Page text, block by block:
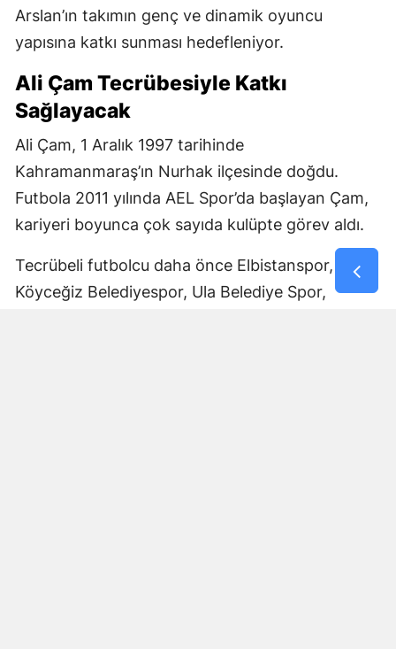
Arslan’ın takımın genç ve dinamik oyuncu
yapısına katkı sunması hedefleniyor.
Ali Çam Tecrübesiyle Katkı
Sağlayacak
Ali Çam, 1 Aralık 1997 tarihinde
Kahramanmaraş’ın Nurhak ilçesinde doğdu.
Futbola 2011 yılında AEL Spor’da başlayan Çam,
kariyeri boyunca çok sayıda kulüpte görev aldı.
Tecrübeli futbolcu daha önce Elbistanspor,
Köyceğiz Belediyespor, Ula Belediye Spor,